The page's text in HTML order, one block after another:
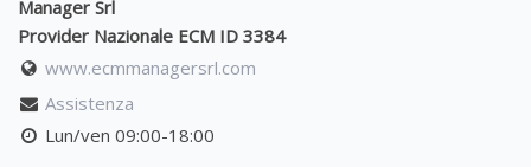
Manager Srl
Provider Nazionale ECM ID 3384
www.ecmmanagersrl.com
Assistenza
Lun/ven 09:00-18:00